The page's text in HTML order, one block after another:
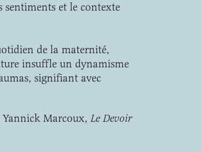
et le contexte
de la maternité,
insuffle un dynamisme
signifiant avec
Yannick Marcoux, Le Devoir